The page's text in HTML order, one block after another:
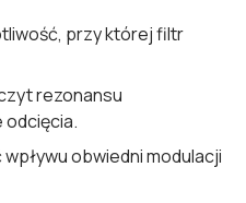
przy której filtr
rezonansu
obwiedni modulacji